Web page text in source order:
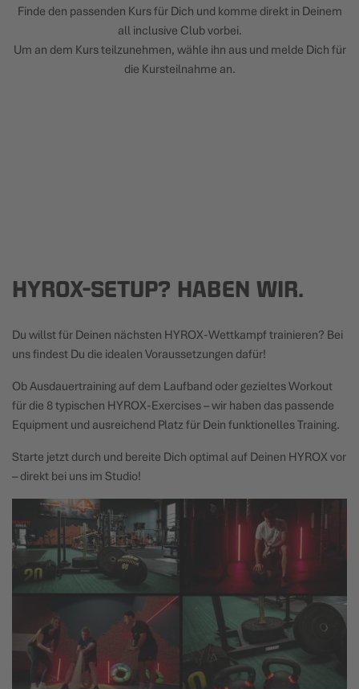
Finde den passenden Kurs für Dich und komme direkt in Deinem
all inclusive Club vorbei.
Um an dem Kurs teilzunehmen, wähle ihn aus und melde Dich für
die Kursteilnahme an.
HYROX-SETUP? HABEN WIR.
Du willst für Deinen nächsten HYROX-Wettkampf trainieren? Bei
uns findest Du die idealen Voraussetzungen dafür!
Ob Ausdauertraining auf dem Laufband oder gezieltes Workout
für die 8 typischen HYROX-Exercises – wir haben das passende
Equipment und ausreichend Platz für Dein funktionelles Training.
Starte jetzt durch und bereite Dich optimal auf Deinen HYROX vor
– direkt bei uns im Studio!